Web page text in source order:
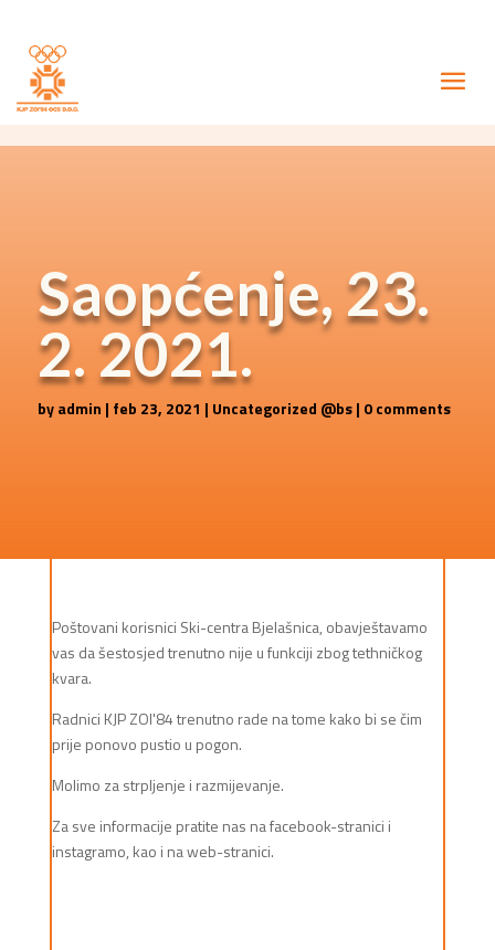
Saopćenje, 23.
2. 2021.
byadmin | feb 23, 2021 | Uncategorized @bs| 0 comments
Poštovani korisnici Ski-centra Bjelašnica, obavještavamo
vas da šestosjed trenutno nije u funkciji zbog tethničkog
kvara.
Radnici KJP ZOI'84 trenutno rade na tome kako bi se čim
prije ponovo pustio u pogon.
Molimo za strpljenje i razmijevanje.
Za sve informacije pratite nas na facebook-stranici i
instagramo, kao i na web-stranici.